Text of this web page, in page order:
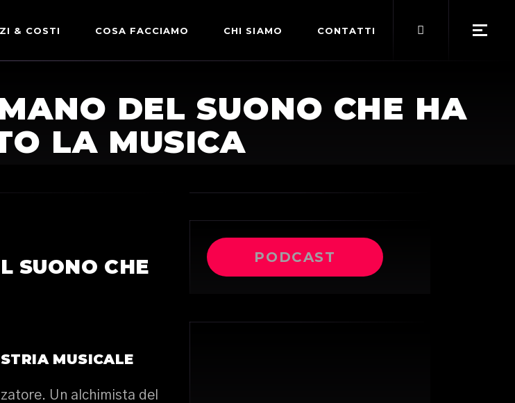
& COSTI
PARTNERSHIP
EXPRESS
COSA FACCIAMO CHI SIAMO
TERMINI DI SERVIZIO
CONTATTI
DEL SUONO CHE HA
LA MUSICA
SUONO CHE
MUSICALE
Un alchimista del
PODCAST